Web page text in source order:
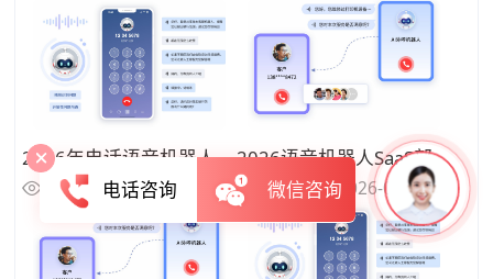
2026年电话语音机器人和人工客服怎么选？一文理清选型思路
808 2026-08-06
2026语音机器人SaaS部署，破解企业外呼高额成本难题
938 2026-08-06
电话咨询 微信咨询